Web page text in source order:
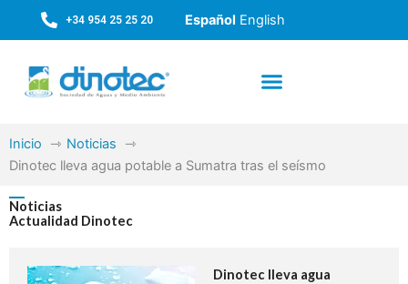
+34 954 25 25 20 Español English
Inicio
Noticias
Dinotec lleva agua potable a Sumatra tras el seísmo
Noticias
Actualidad Dinotec
Dinotec lleva agua